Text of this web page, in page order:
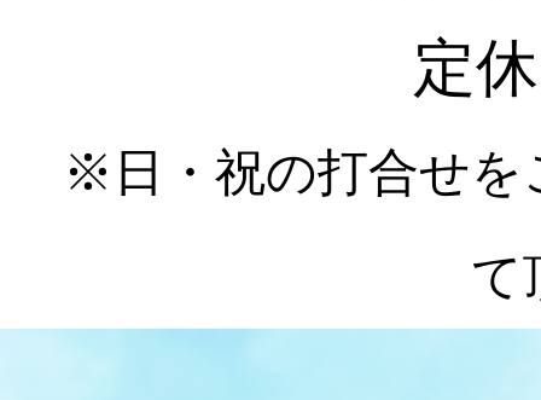
定
※日・祝の打合せを
て